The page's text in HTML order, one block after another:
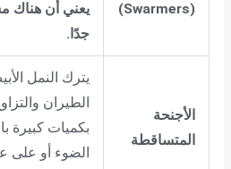
(Swarmers)
يعني أن هناك
جدًا.
الأجنحة
المتساقطة
يترك النمل
الطيران
بكميات كبيرة
الضوء أو على